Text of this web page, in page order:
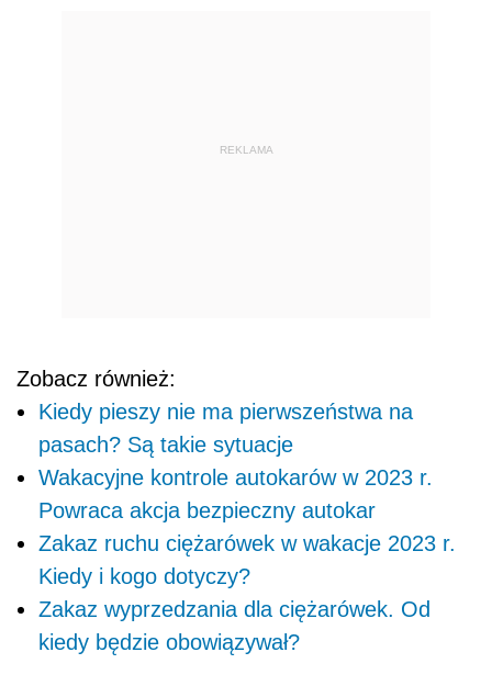
REKLAMA
Zobacz również:
Kiedy pieszy nie ma pierwszeństwa na
pasach? Są takie sytuacje
Wakacyjne kontrole autokarów w 2023 r.
Powraca akcja bezpieczny autokar
Zakaz ruchu ciężarówek w wakacje 2023 r.
Kiedy i kogo dotyczy?
Zakaz wyprzedzania dla ciężarówek. Od
kiedy będzie obowiązywał?